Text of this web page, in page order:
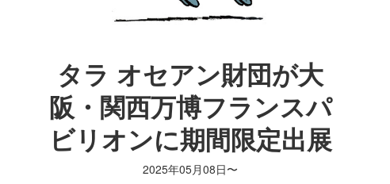
タラ オセアン財団が大
阪・関西万博フランスパ
ビリオンに期間限定出展
2025年05月08日〜